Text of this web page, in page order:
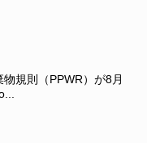
規則（PPWR）が8月